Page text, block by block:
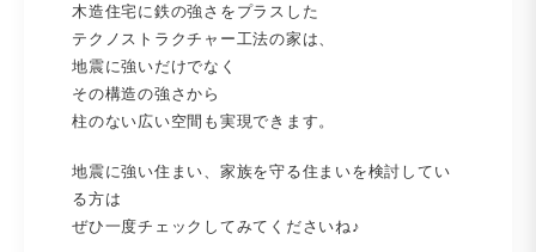
木造住宅に鉄の強さをプラスした
テクノストラクチャー工法の家は、
地震に強いだけでなく
その構造の強さから
柱のない広い空間も実現できます。
地震に強い住まい、家族を守る住まいを検討してい
る方は
ぜひ一度チェックしてみてくださいね♪